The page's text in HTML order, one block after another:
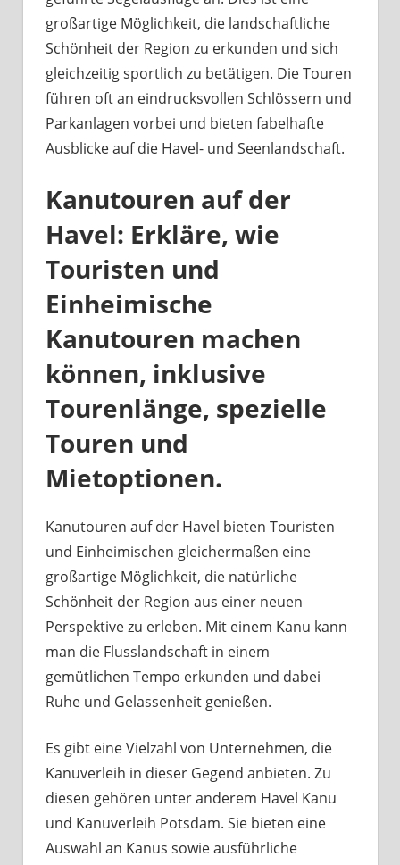
großartige Möglichkeit, die landschaftliche
Schönheit der Region zu erkunden und sich
gleichzeitig sportlich zu betätigen. Die Touren
führen oft an eindrucksvollen Schlössern und
Parkanlagen vorbei und bieten fabelhafte
Ausblicke auf die Havel- und Seenlandschaft.
Kanutouren auf der
Havel: Erkläre, wie
Touristen und
Einheimische
Kanutouren machen
können, inklusive
Tourenlänge, spezielle
Touren und
Mietoptionen.
Kanutouren auf der Havel bieten Touristen
und Einheimischen gleichermaßen eine
großartige Möglichkeit, die natürliche
Schönheit der Region aus einer neuen
Perspektive zu erleben. Mit einem Kanu kann
man die Flusslandschaft in einem
gemütlichen Tempo erkunden und dabei
Ruhe und Gelassenheit genießen.
Es gibt eine Vielzahl von Unternehmen, die
Kanuverleih in dieser Gegend anbieten. Zu
diesen gehören unter anderem Havel Kanu
und Kanuverleih Potsdam. Sie bieten eine
Auswahl an Kanus sowie ausführliche